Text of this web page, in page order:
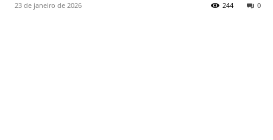
23 de janeiro de 2026 0
244